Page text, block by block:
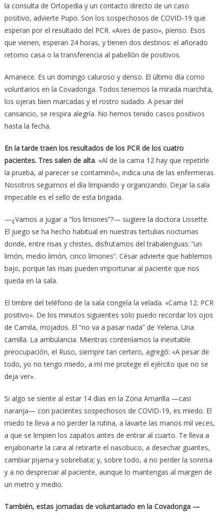
la consulta de Ortopedia y un contacto directo de un caso
positivo, advierte Pupo. Son los sospechosos de COVID-19 que
esperan por el resultado del PCR. «Aves de paso», pienso. Esos
que vienen, esperan 24 horas, y tienen dos destinos: el añorado
retorno casa o la transferencia al pabellón de positivos.
Amanece. Es un domingo caluroso y denso. El último día como
voluntarios en la Covadonga. Todos tenemos la mirada marchita,
los ojeras bien marcadas y el rostro sudado. A pesar del
cansancio, se respira alegría. No hemos tenido casos positivos
hasta la fecha.
En la tarde traen los resultados de los PCR de los cuatro
pacientes. Tres salen de alta. «Al de la cama 12 hay que repetirle
la prueba, al parecer se contaminó», indica una de las enfermeras.
Nosotros seguimos el día limpiando y organizando. Dejar la sala
impecable es el sello de esta brigada.
—¿Vamos a jugar a “los limones”?— sugiere la doctora Lissette.
El juego se ha hecho habitual en nuestras tertulias nocturnas
donde, entre risas y chistes, disfrutamos del trabalenguas: “un
limón, medio limón, cinco limones”. César advierte que hablemos
bajo, porque las risas pueden importunar al paciente que nos
queda en la sala.
El timbre del teléfono de la sala congela la velada. «Cama 12: PCR
positivo». De los minutos siguientes solo puedo recordar los ojos
de Camila, mojados. El “no va a pasar nada” de Yelena. Una
camilla. La ambulancia. Mientras conteníamos la inevitable
preocupación, el Ruso, siempre tan certero, agregó: «A pesar de
todo, yo no tengo miedo, a mí me protege el ejército que no se
deja ver».
Si algo se siente al estar 14 días en la Zona Amarilla —casi
naranja— con pacientes sospechosos de COVID-19, es miedo. El
miedo te lleva a no perder la rutina, a lavarte las manos mil veces,
a que se limpien los zapatos antes de entrar al cuarto. Te lleva a
enjabonarte la cara al retirarte el nasobuco, a desechar guantes,
cambiar pijama y sobrebata; y, sobre todo, a no perder la sonrisa
y a no despreciar al paciente, aunque lo mantengas al margen de
un metro y medio.
También, estas jornadas de voluntariado en la Covadonga —